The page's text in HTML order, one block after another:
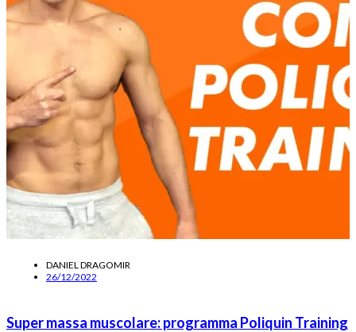
DANIEL DRAGOMIR
26/12/2022
Super massa muscolare: programma Poliquin Training